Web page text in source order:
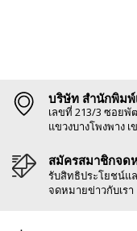
บริษัท สำนักพิมพ์
เลขที่ 213/3 ซอยพั
แขวงบางโพงพาง
สมัครสมาชิกจด
รับสิทธิประโยชน์แ
จดหมายข่าวกับเรา